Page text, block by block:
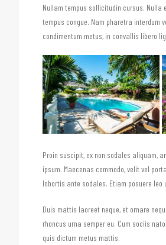
Nullam tempus sollicitudin cursus.
tempus congue. Nam pharetra interdum
condimentum metus, in convallis libero
Proin suscipit, ex non sodales aliquam,
ipsum. Maecenas commodo, velit vel
lobortis ante sodales. Etiam posuere
Duis mattis laoreet neque, et ornare
rhoncus urna semper eu. Cum sociis
quis dictum metus mattis.